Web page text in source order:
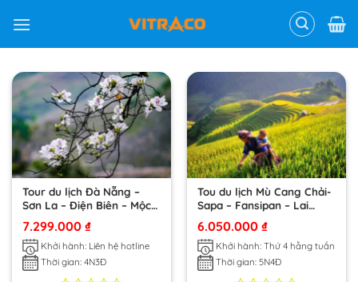
content
Tour du lịch Đà Nẵng –
Sơn La – Điện Biên – Mộc
Châu – Cầu Kính Bạch
Long
7.299.000₫
Khởi hành: Liên hệ hotline
Thời gian: 4N3Đ
Tou du lịch Mù Cang Chải-
Sapa – Fansipan – Lai
Châu – Điện Biên – Mộc
Châu – Mai Châu
6.050.000₫
Khởi hành: Thứ 4 hằng tuần
Thời gian: 5N4Đ